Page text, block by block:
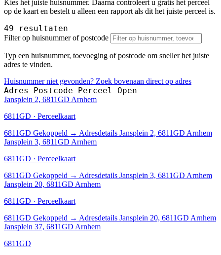
Kies het juiste huisnummer. Daarna controleert u gratis het perceel
op de kaart en bestelt u alleen een rapport als dit het juiste perceel is.
49 resultaten
Filter op huisnummer of postcode
Typ een huisnummer, toevoeging of postcode om sneller het juiste
adres te vinden.
Huisnummer niet gevonden? Zoek bovenaan direct op adres
Adres Postcode Perceel Open
Jansplein 2, 6811GD Arnhem
6811GD · Perceelkaart
6811GD Gekoppeld → Adresdetails Jansplein 2, 6811GD Arnhem
Jansplein 3, 6811GD Arnhem
6811GD · Perceelkaart
6811GD Gekoppeld → Adresdetails Jansplein 3, 6811GD Arnhem
Jansplein 20, 6811GD Arnhem
6811GD · Perceelkaart
6811GD Gekoppeld → Adresdetails Jansplein 20, 6811GD Arnhem
Jansplein 37, 6811GD Arnhem
6811GD